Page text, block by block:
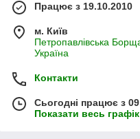
Працює з 19.10.2010
м. Київ
Петропавлівська
Україна
Контакти
Сьогодні працює з
Показати весь